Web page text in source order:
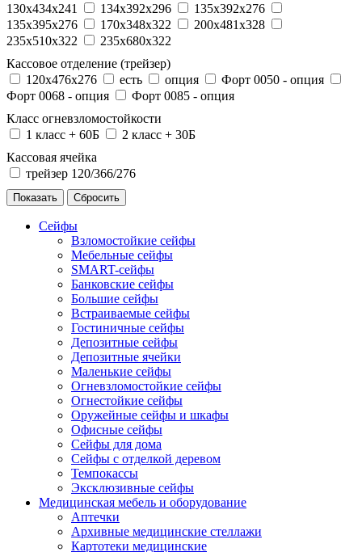
130х434х241
134x392x296
135x392x276
135x395x276
170x348x322
200x481x328
235x510x322
235x680x322
Кассовое отделение (трейзер)
120х476х276
есть опция
Форт 0050 - опция
Форт 0068 - опция
Форт 0085 - опция
Класс огневзломостойкости
1 класс + 60Б
2 класс + 30Б
Кассовая ячейка
трейзер 120/366/276
Сейфы
Взломостойкие сейфы
Мебельные сейфы
SMART-сейфы
Банковские сейфы
Большие сейфы
Встраиваемые сейфы
Гостиничные сейфы
Депозитные сейфы
Депозитные ячейки
Маленькие сейфы
Огневзломостойкие сейфы
Огнестойкие сейфы
Оружейные сейфы и шкафы
Офисные сейфы
Сейфы для дома
Сейфы с отделкой деревом
Темпокассы
Эксклюзивные сейфы
Медицинская мебель и оборудование
Аптечки
Архивные медицинские стеллажи
Картотеки медицинские